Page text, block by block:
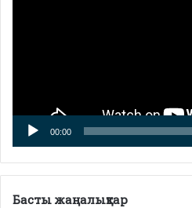
00:00
Басты жаңалықтар